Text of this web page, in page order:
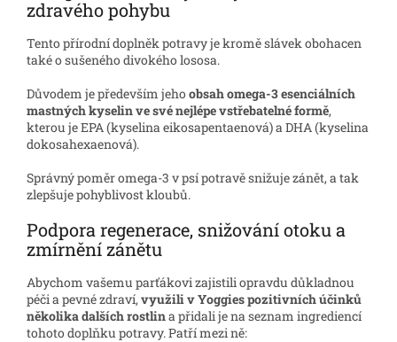
zdravého pohybu
Tento přírodní doplněk potravy je kromě slávek obohacen
také o sušeného divokého lososa.
Důvodem je především jehoobsah omega-3 esenciálních
mastných kyselin ve své nejlépe vstřebatelné formě,
kterou je EPA (kyselina eikosapentaenová) a DHA (kyselina
dokosahexaenová).
Správný poměr omega-3 v psí potravě snižuje zánět, a tak
zlepšuje pohyblivost kloubů.
Podpora regenerace, snižování otoku a
zmírnění zánětu
Abychom vašemu parťákovi zajistili opravdu důkladnou
péči a pevné zdraví, využili v Yoggies pozitivních účinků
několika dalších rostlina přidali je na seznam ingrediencí
tohoto doplňku potravy. Patří mezi ně: